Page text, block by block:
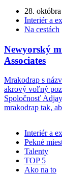
28. októbra
Interiér a
Na cestách
Newyorský
Associates
Mrakodrap s
akrový voľný
Spoločnosť
mrakodrap tak,
Interiér a
Pekné
Talenty
TOP 5
Ako na to